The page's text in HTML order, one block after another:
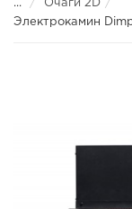
...
Очаги 2D
Электрокамин